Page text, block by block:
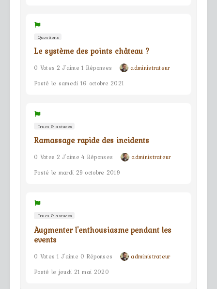
Questions
Le système des points château ?
0 Votes 2 J'aime 1 Réponses
administrateur
Posté le samedi 16 octobre 2021
Trucs & astuces
Ramassage rapide des incidents
0 Votes 2 J'aime 4 Réponses
administrateur
Posté le mardi 29 octobre 2019
Trucs & astuces
Augmenter l'enthousiasme pendant les
events
0 Votes 1 J'aime 0 Réponses
administrateur
Posté le jeudi 21 mai 2020